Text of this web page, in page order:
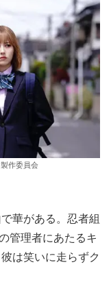
作委員会
華がある。忍者組
管理者にあたるキ
は笑いに走らずク